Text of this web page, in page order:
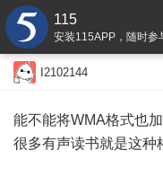
115
安装115APP，随时参
I2102144
能不能将WMA格式也
很多有声读书就是这种